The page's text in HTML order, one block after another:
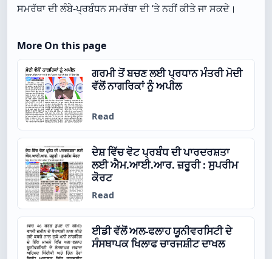
ਸਮਰੱਥਾ ਦੀ ਲੰਬੇ-ਪ੍ਰਬੰਧਨ ਸਮਰੱਥਾ ਦੀ ‘ਤੇ ਨਹੀਂ ਕੀਤੇ ਜਾ ਸਕਦੇ।
More On this page
ਗਰਮੀ ਤੋਂ ਬਚਣ ਲਈ ਪ੍ਰਧਾਨ ਮੰਤਰੀ ਮੋਦੀ
ਵੱਲੋਂ ਨਾਗਰਿਕਾਂ ਨੂੰ ਅਪੀਲ
Read
ਦੇਸ਼ ਵਿੱਚ ਵੋਟ ਪ੍ਰਬੰਧ ਦੀ ਪਾਰਦਰਸ਼ਤਾ
ਲਈ ਐਮ.ਆਈ.ਆਰ. ਜ਼ਰੂਰੀ : ਸੁਪਰੀਮ
ਕੋਰਟ
Read
ਈਡੀ ਵੱਲੋਂ ਅਲ-ਫਲਾਹ ਯੂਨੀਵਰਸਿਟੀ ਦੇ
ਸੰਸਥਾਪਕ ਖਿਲਾਫ ਚਾਰਜਸ਼ੀਟ ਦਾਖਲ